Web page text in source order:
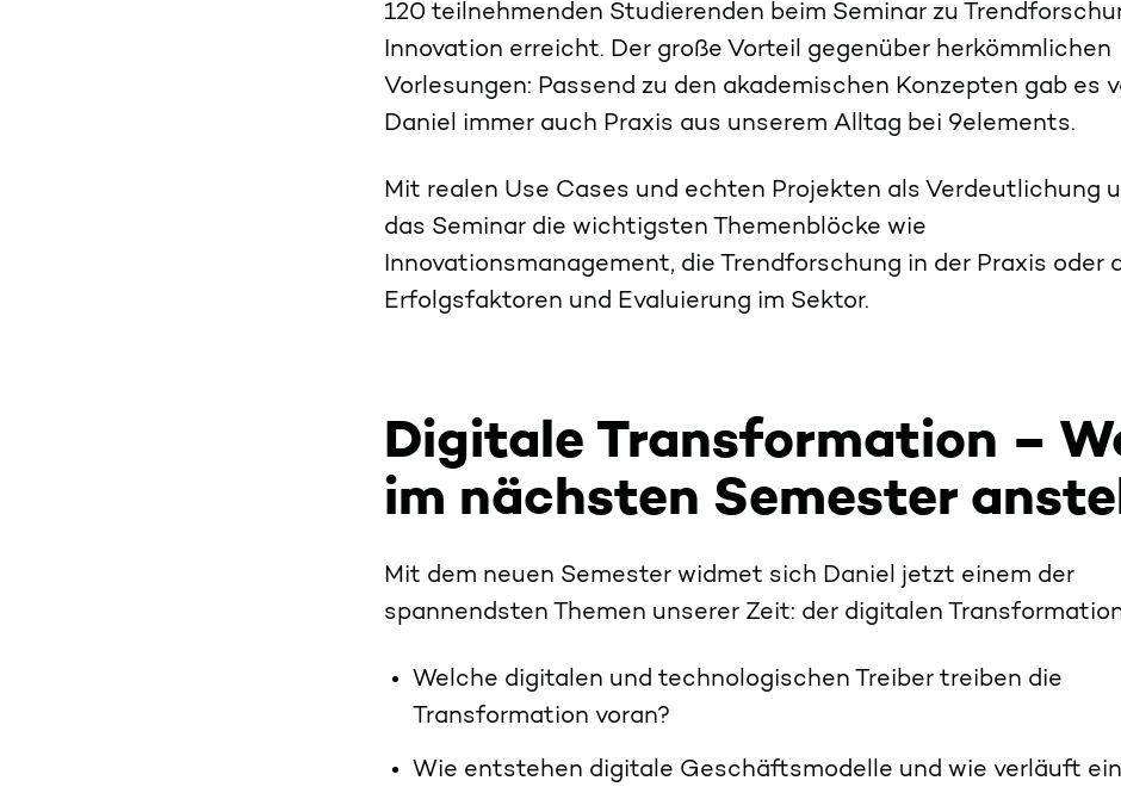
120 teilnehmenden Studierenden beim Seminar zu
Innovation erreicht. Der große Vorteil gegenüber herkömmlichen
Vorlesungen: Passend zu den akademischen Konzepten gab es
Daniel immer auch Praxis aus unserem Alltag bei 9elements.
Mit realen Use Cases und echten Projekten als Verdeutlichung
das Seminar die wichtigsten Themenblöcke wie
Innovationsmanagement, die Trendforschung in der Praxis oder
Erfolgsfaktoren und Evaluierung im Sektor.
Digitale Transformation –
im nächsten Semester
Mit dem neuen Semester widmet sich Daniel jetzt einem der
spannendsten Themen unserer Zeit: der digitalen
Welche digitalen und technologischen Treiber treiben die
Transformation voran?
Wie entstehen digitale Geschäftsmodelle und wie verläuft